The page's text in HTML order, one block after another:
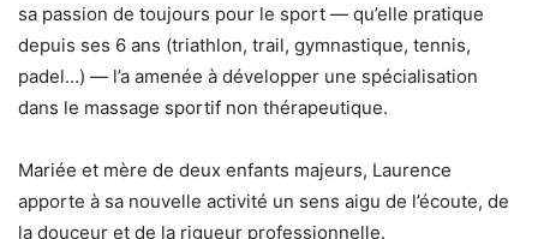
sa passion de toujours pour le sport — qu’elle pratique
depuis ses 6 ans (triathlon, trail, gymnastique, tennis,
padel…) — l’a amenée à développer une spécialisation
dans le massage sportif non thérapeutique.
Mariée et mère de deux enfants majeurs, Laurence
apporte à sa nouvelle activité un sens aigu de l’écoute, de
la douceur et de la rigueur professionnelle.